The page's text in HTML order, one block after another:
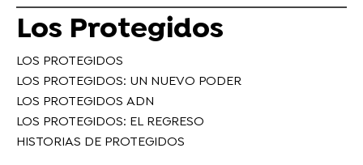
Los Protegidos
LOS PROTEGIDOS
LOS PROTEGIDOS: UN NUEVO PODER
LOS PROTEGIDOS ADN
LOS PROTEGIDOS: EL REGRESO
HISTORIAS DE PROTEGIDOS